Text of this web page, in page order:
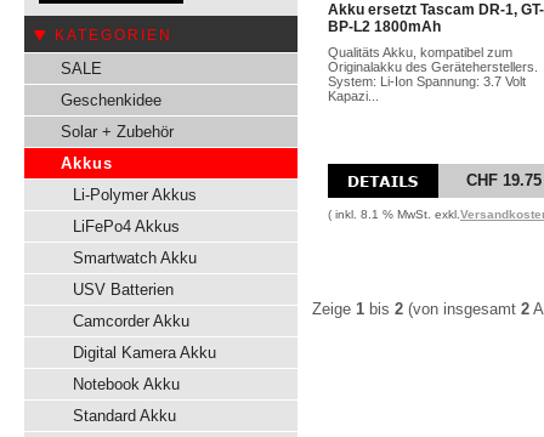
KATEGORIEN
SALE
Geschenkidee
Solar + Zubehör
Akkus
Li-Polymer Akkus
LiFePo4 Akkus
Smartwatch Akku
USV Batterien
Camcorder Akku
Digital Kamera Akku
Notebook Akku
Standard Akku
Akku ersetzt Tascam DR-1,
BP-L2 1800mAh
Qualitäts Akku, kompatibel zum
Originalakku des Geräteherstellers.
System: Li-Ion Spannung: 3.7 Volt
Kapazi...
CHF 19.75
( inkl. 8.1 % MwSt. exkl.
Zeige 1 bis 2 (von insgesamt 2